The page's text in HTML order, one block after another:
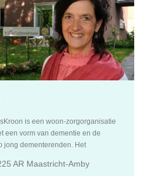
Met het gekwalificeerde zorgteam
dag zorg naar wens. Cliënten met
geriatrische (geestelijke)
als
ontvangen.
is een woon-zorgorganisatie
een vorm van dementie en de
jong dementerenden. Het
manier in het dagelijks leven
AR Maastricht-Amby